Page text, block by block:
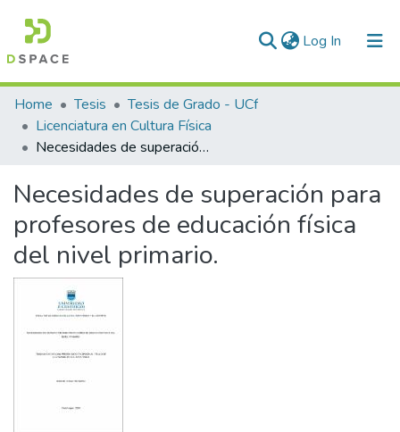
Log In (current)
Communities & Collections
All of DSpace
Home Tesis
Tesis de Grado - UCf
Licenciatura en Cultura Física
Necesidades de superación para profesores de educación física del nivel primario.
Necesidades de superación para
profesores de educación física
del nivel primario.